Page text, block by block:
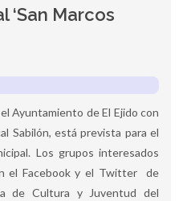
‘San Marcos
Ayuntamiento de El Ejido con
Sabilón, está prevista para el
Los grupos interesados
el Facebook y el Twitter de
de Cultura y Juventud del